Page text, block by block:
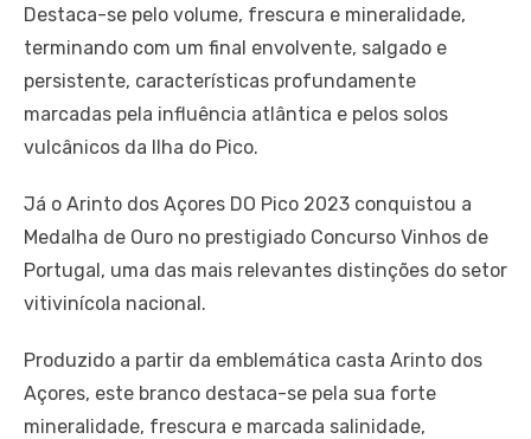
Destaca-se pelo volume, frescura e mineralidade,
terminando com um final envolvente, salgado e
persistente, características profundamente
marcadas pela influência atlântica e pelos solos
vulcânicos da Ilha do Pico.
Já o Arinto dos Açores DO Pico 2023 conquistou a
Medalha de Ouro no prestigiado Concurso Vinhos de
Portugal, uma das mais relevantes distinções do setor
vitivinícola nacional.
Produzido a partir da emblemática casta Arinto dos
Açores, este branco destaca-se pela sua forte
mineralidade, frescura e marcada salinidade,